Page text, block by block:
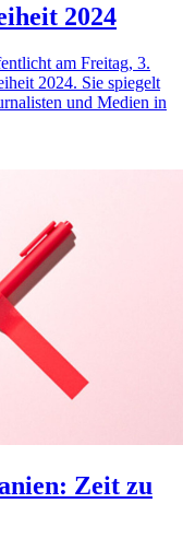
2024
am Freitag, 3.
2024. Sie spiegelt
und Medien in
Zeit zu